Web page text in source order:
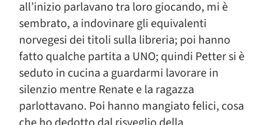
all’inizio parlavano tra loro giocando, mi è
sembrato, a indovinare gli equivalenti
norvegesi dei titoli sulla libreria; poi hanno
fatto qualche partita a UNO; quindi Petter si è
seduto in cucina a guardarmi lavorare in
silenzio mentre Renate e la ragazza
parlottavano. Poi hanno mangiato felici, cosa